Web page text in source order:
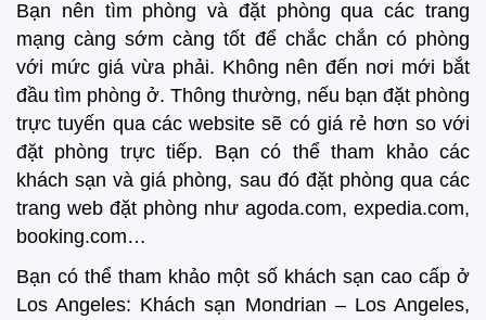
Bạn nên tìm phòng và đặt phòng qua các trang
mạng càng sớm càng tốt để chắc chắn có phòng
với mức giá vừa phải. Không nên đến nơi mới bắt
đầu tìm phòng ở. Thông thường, nếu bạn đặt phòng
trực tuyến qua các website sẽ có giá rẻ hơn so với
đặt phòng trực tiếp. Bạn có thể tham khảo các
khách sạn và giá phòng, sau đó đặt phòng qua các
trang web đặt phòng như agoda.com, expedia.com,
booking.com…
Bạn có thể tham khảo một số khách sạn cao cấp ở
Los Angeles: Khách sạn Mondrian – Los Angeles,